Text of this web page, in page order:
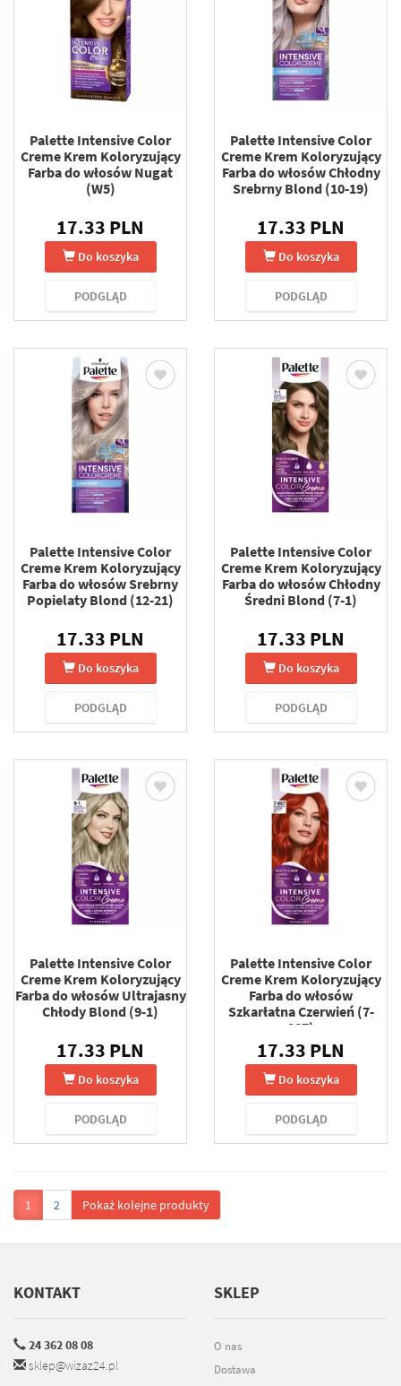
Palette Intensive Color
Creme Krem Koloryzujący
Farba do włosów Nugat
(W5)
17.33 PLN
Do koszyka
PODGLĄD
Palette Intensive Color
Creme Krem Koloryzujący
Farba do włosów Chłodny
Srebrny Blond (10-19)
17.33 PLN
Do koszyka
PODGLĄD
Palette Intensive Color
Creme Krem Koloryzujący
Farba do włosów Srebrny
Popielaty Blond (12-21)
17.33 PLN
Do koszyka
PODGLĄD
Palette Intensive Color
Creme Krem Koloryzujący
Farba do włosów Chłodny
Średni Blond (7-1)
17.33 PLN
Do koszyka
PODGLĄD
Palette Intensive Color
Creme Krem Koloryzujący
Farba do włosów Ultrajasny
Chłody Blond (9-1)
17.33 PLN
Do koszyka
PODGLĄD
Palette Intensive Color
Creme Krem Koloryzujący
Farba do włosów
Szkarłatna Czerwień (7-
887)
17.33 PLN
Do koszyka
PODGLĄD
1 2 Pokaż kolejne produkty
KONTAKT
24 362 08 08
sklep@wizaz24.pl
SKLEP
O nas
Dostawa